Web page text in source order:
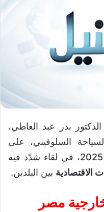
بدر عبد العاطي،
السلوفيني، على
هامش منتدى بليد الاستراتيجي 2025، في لقاء شدّد فيه
الاقتصادية بين البلدين.
مصر